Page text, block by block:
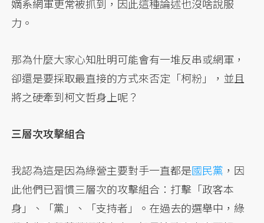
嫡系網軍更常被抓到，因此這種論述也沒啥說服
力。
那為什麼大家心知肚明可能會有一堆反串或網軍，
卻還是要採取最直接的方式來否定「柯粉」，並且
將之硬牽到柯文哲身上呢？
三層次攻擊組合
我認為這是因為綠營主要對手一直都是國民黨 ，因
此他們已習慣三層次的攻擊組合：打擊「政客本
身」、「黨」、「支持者」。在過去的選舉中，綠